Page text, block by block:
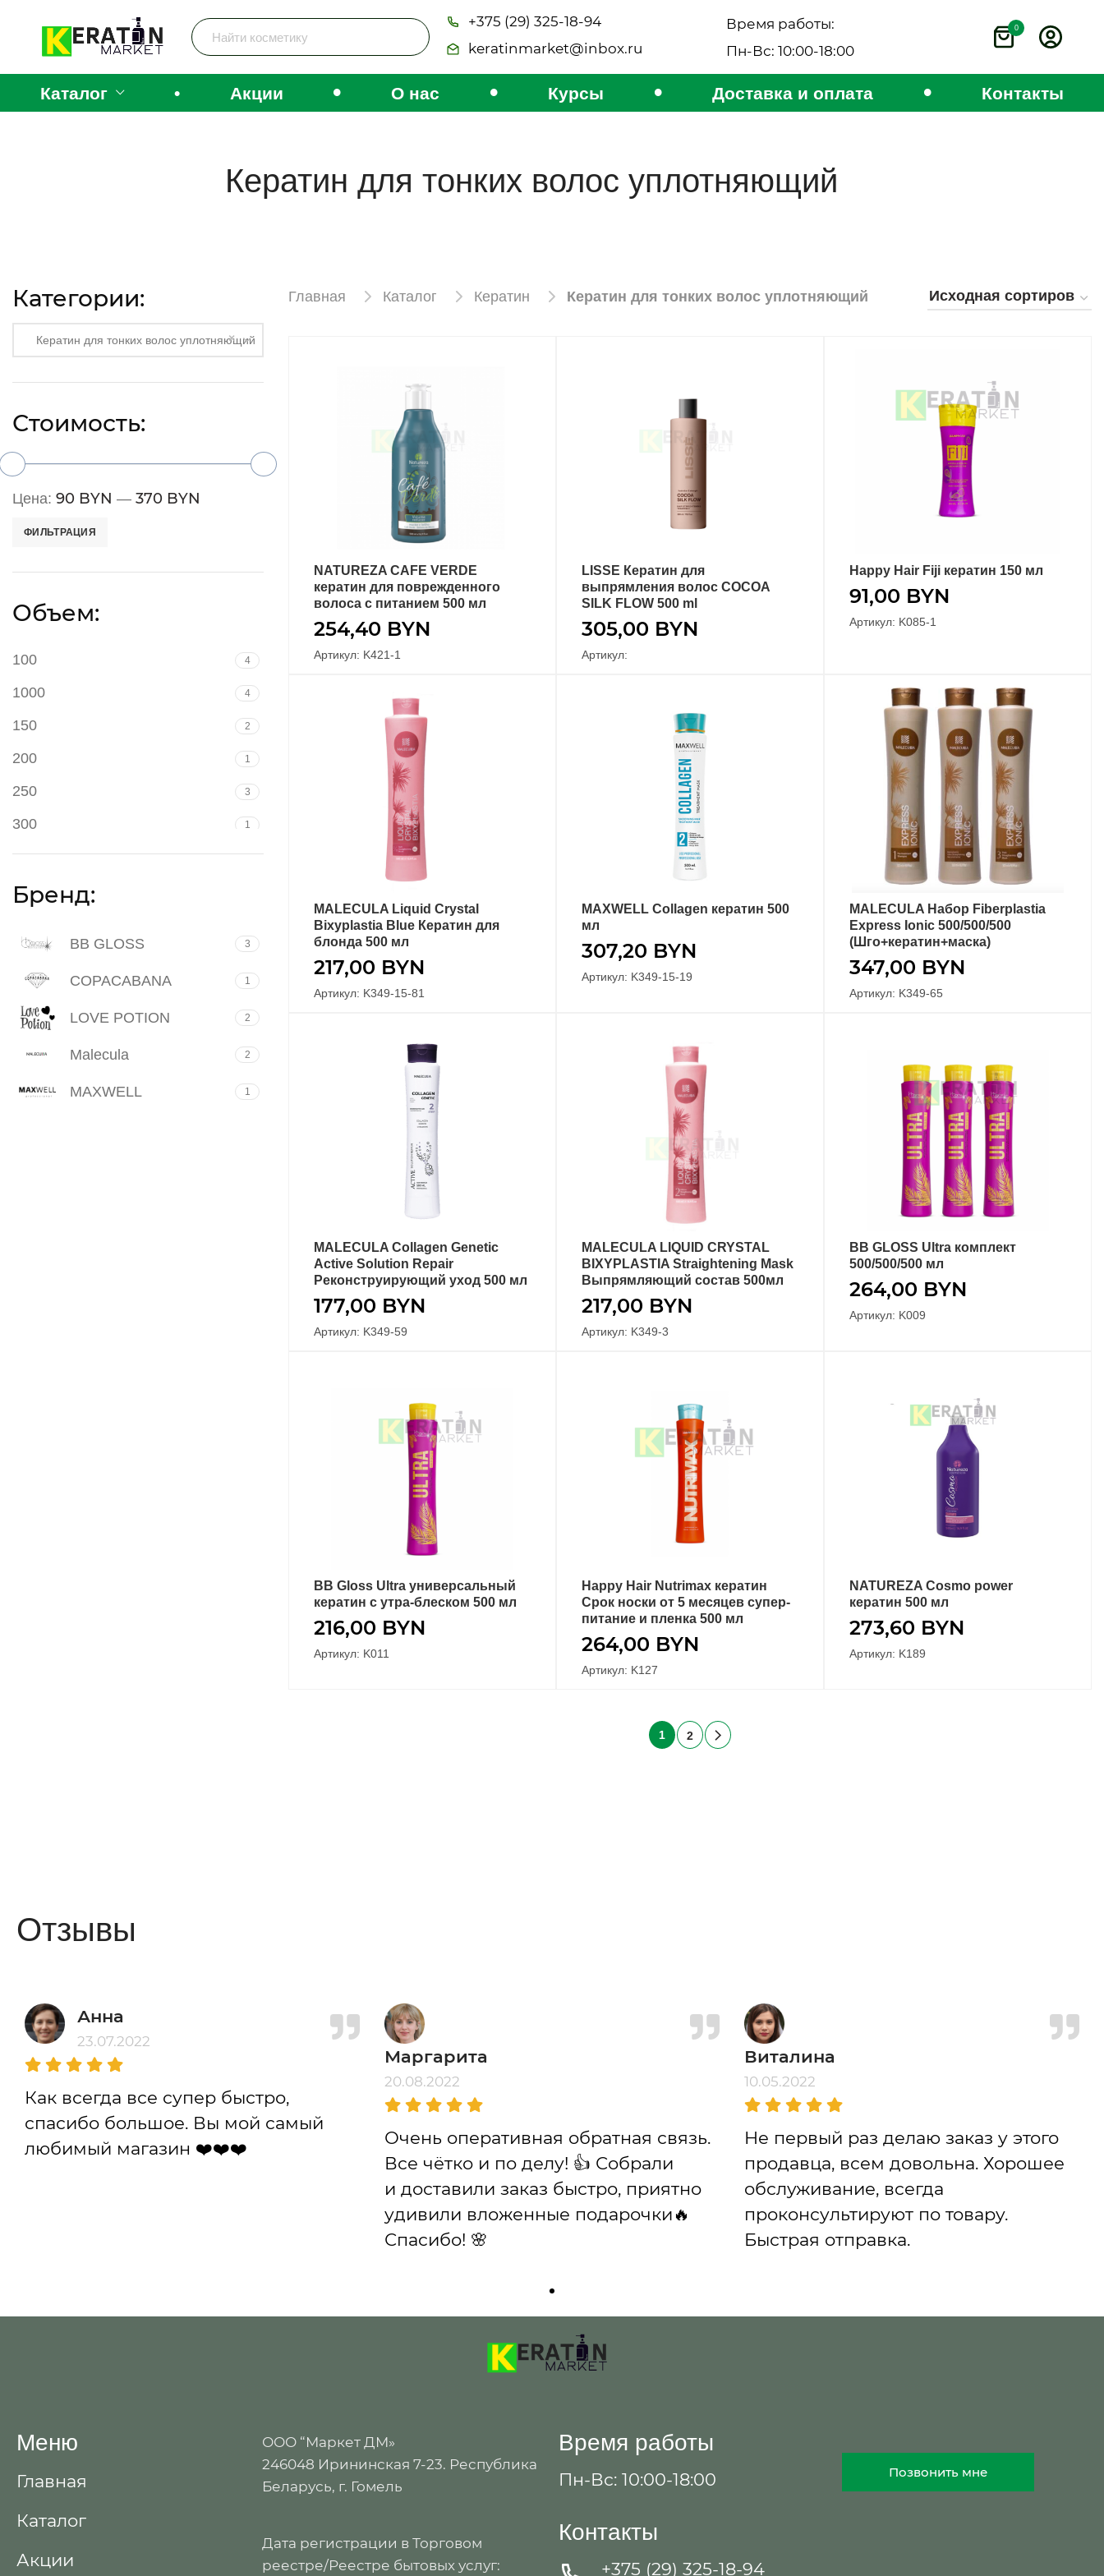
+375 (29) 325-18-94
keratinmarket@inbox.ru
Время работы:
Пн-Вс: 10:00-18:00
0
Каталог • Акции • О нас • Курсы • Доставка и оплата • Контакты
Кератин для тонких волос уплотняющий
Категории:
×
Кератин для тонких волос уплотняющий
Стоимость:
ФИЛЬТРАЦИЯ
Цена: 90 BYN — 370 BYN
Объем:
100 4
1000 4
150 2
200 1
250 3
300 1
50 4
500
Бренд:
BB GLOSS 3
COPACABANA 1
LOVE POTION 2
Malecula 2
MAXWELL 1
Главная Каталог Кератин Кератин для тонких волос уплотняющий
В КОРЗИНУ
NATUREZA CAFE VERDE
кератин для поврежденного
волоса с питанием 500 мл
254,40 BYN
Артикул: K421-1
В КОРЗИНУ
LISSE Кератин для
выпрямления волос COCOA
SILK FLOW 500 ml
305,00 BYN
Артикул:
В КОРЗИНУ
Happy Hair Fiji кератин 150 мл
91,00 BYN
Артикул: K085-1
В КОРЗИНУ
MALECULA Liquid Crystal
Bixyplastia Blue Кератин для
блонда 500 мл
217,00 BYN
Артикул: K349-15-81
В КОРЗИНУ
MAXWELL Collagen кератин 500
мл
307,20 BYN
Артикул: K349-15-19
В КОРЗИНУ
MALECULA Набор Fiberplastia
Express Ionic 500/500/500
(Шго+кератин+маска)
347,00 BYN
Артикул: K349-65
В КОРЗИНУ
MALECULA Collagen Genetic
Active Solution Repair
Реконструирующий уход 500 мл
177,00 BYN
Артикул: K349-59
В КОРЗИНУ
MALECULA LIQUID CRYSTAL
BIXYPLASTIA Straightening Mask
Выпрямляющий состав 500мл
217,00 BYN
Артикул: K349-3
В КОРЗИНУ
BB GLOSS Ultra комплект
500/500/500 мл
264,00 BYN
Артикул: K009
В КОРЗИНУ
BB Gloss Ultra универсальный
кератин с утра-блеском 500 мл
216,00 BYN
Артикул: K011
В КОРЗИНУ
Happy Hair Nutrimax кератин
Срок носки от 5 месяцев супер-
питание и пленка 500 мл
264,00 BYN
Артикул: K127
В КОРЗИНУ
NATUREZA Cosmo power
кератин 500 мл
273,60 BYN
Артикул: K189
1 2
Отзывы
Анна
23.07.2022
Как всегда все супер быстро,
спасибо большое. Вы мой самый
любимый магазин ❤️❤️❤️
Маргарита
20.08.2022
Очень оперативная обратная связь.
Все чётко и по делу! 👍 Собрали
и доставили заказ быстро, приятно
удивили вложенные подарочки🔥
Спасибо! 🌸
Виталина
10.05.2022
Не первый раз делаю заказ у этого
продавца, всем довольна. Хорошее
обслуживание, всегда
проконсультируют по товару.
Быстрая отправка.
Меню
Главная
Каталог
Акции
ООО “Маркет ДМ»
246048 Ирининская 7-23. Республика
Беларусь, г. Гомель
Дата регистрации в Торговом
реестре/Реестре бытовых услуг:
Время работы
Пн-Вс: 10:00-18:00
Контакты
+375 (29) 325-18-94
Позвонить мне